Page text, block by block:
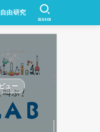
自由研究
SEARCH
ュー